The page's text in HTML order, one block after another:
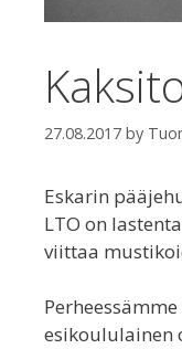
27.08.2017 by
Eskarin
LTO on
viittaa
esikoululainen